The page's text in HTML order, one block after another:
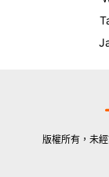
版權所有，未